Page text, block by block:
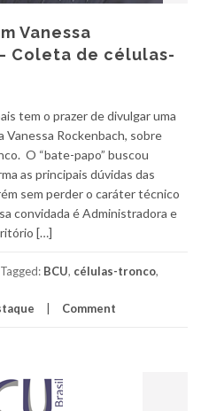
Vanessa
Coleta de células-
tem o prazer de divulgar uma
Rockenbach, sobre
O “bate-papo” buscou
as principais dúvidas das
sem perder o caráter técnico
convidada é Administradora e
[…]
Tagged: BCU, células-tronco,
Comment